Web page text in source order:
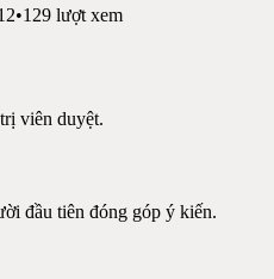
•129 lượt xem
viên duyệt.
đầu tiên đóng góp ý kiến.